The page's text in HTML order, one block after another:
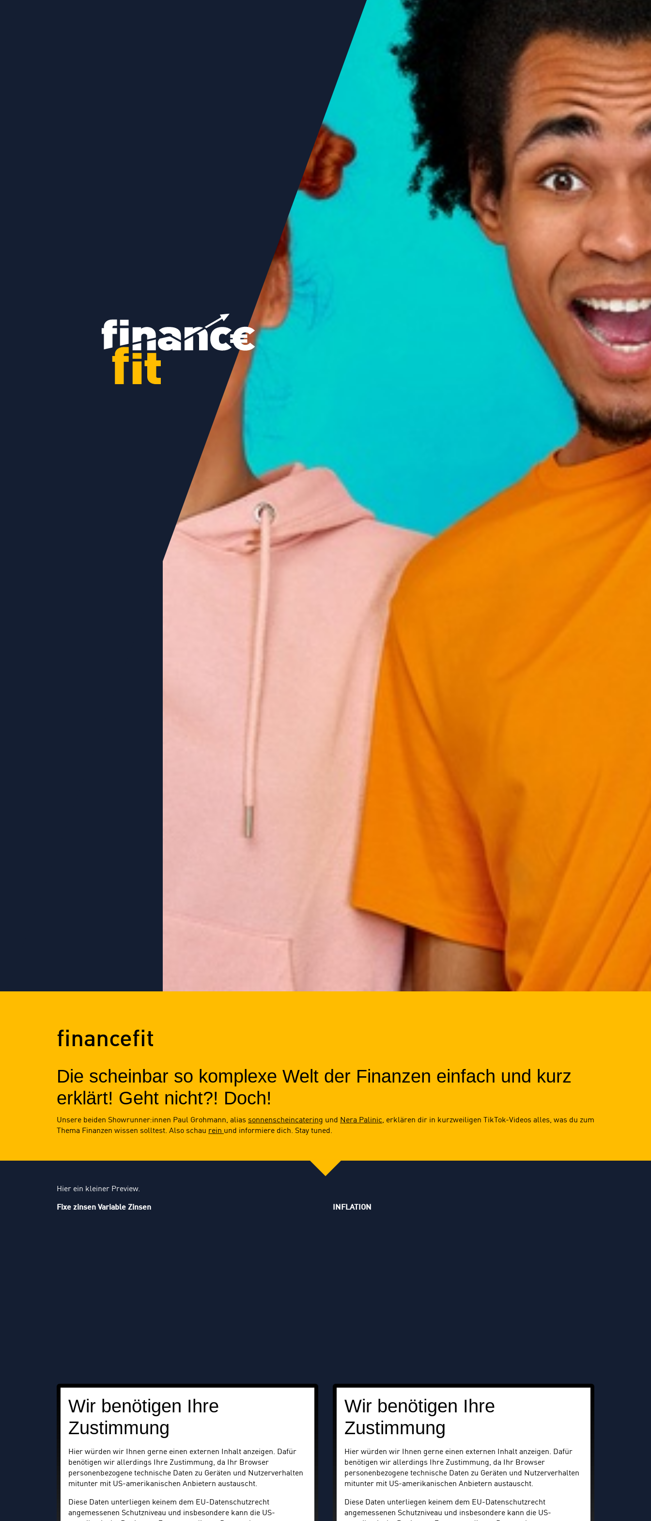
financefit
Die scheinbar so komplexe Welt der Finanzen einfach und kurz
erklärt! Geht nicht?! Doch!
Unsere beiden Showrunner:innen Paul Grohmann, alias sonnenscheincatering und Nera Palinic, erklären dir in kurzweiligen TikTok-Videos alles, was du zum
Thema Finanzen wissen solltest. Also schau rein und informiere dich. Stay tuned.
Hier ein kleiner Preview.
Fixe zinsen Variable Zinsen
Wir benötigen Ihre
Zustimmung
Hier würden wir Ihnen gerne einen externen Inhalt anzeigen. Dafür
benötigen wir allerdings Ihre Zustimmung, da Ihr Browser
personenbezogene technische Daten zu Geräten und Nutzerverhalten
mitunter mit US-amerikanischen Anbietern austauscht.
Diese Daten unterliegen keinem dem EU-Datenschutzrecht
angemessenen Schutzniveau und insbesondere kann die US-
INFLATION
Wir benötigen Ihre
Zustimmung
Hier würden wir Ihnen gerne einen externen Inhalt anzeigen. Dafür
benötigen wir allerdings Ihre Zustimmung, da Ihr Browser
personenbezogene technische Daten zu Geräten und Nutzerverhalten
mitunter mit US-amerikanischen Anbietern austauscht.
Diese Daten unterliegen keinem dem EU-Datenschutzrecht
angemessenen Schutzniveau und insbesondere kann die US-